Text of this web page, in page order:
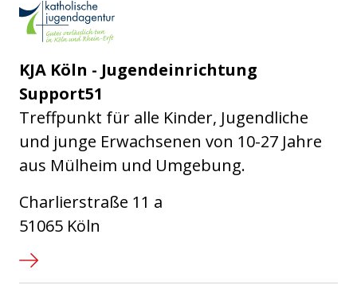
KJA Köln - Jugendeinrichtung
Support51
Treffpunkt für alle Kinder, Jugendliche
und junge Erwachsenen von 10-27 Jahre
aus Mülheim und Umgebung.
Charlierstraße 11 a
51065 Köln